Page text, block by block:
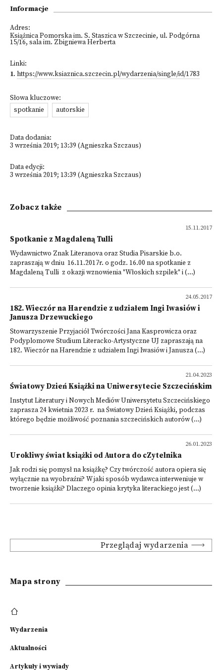
Informacje
Adres:
Książnica Pomorska im. S. Staszica w Szczecinie, ul. Podgórna
15/16, sala im. Zbigniewa Herberta
Linki:
1. https://www.ksiaznica.szczecin.pl/wydarzenia/single/id/1783
Słowa kluczowe:
spotkanie
autorskie
Data dodania:
3 września 2019; 13:39 (Agnieszka Szczaus)
Data edycji:
3 września 2019; 13:39 (Agnieszka Szczaus)
Zobacz także
15.11.2017
Spotkanie z Magdaleną Tulli
Wydawnictwo Znak Literanova oraz Studia Pisarskie b.o.
zapraszają w dniu 16.11.2017r. o godz. 16.00 na spotkanie z
Magdaleną Tulli z okazji wznowienia "Włoskich szpilek" i (...)
24.05.2017
182. Wieczór na Harendzie z udziałem Ingi Iwasiów i
Janusza Drzewuckiego
Stowarzyszenie Przyjaciół Twórczości Jana Kasprowicza oraz
Podyplomowe Studium Literacko-Artystyczne UJ zapraszają na
182. Wieczór na Harendzie z udziałem Ingi Iwasiów i Janusza (...)
21.04.2023
Światowy Dzień Książki na Uniwersytecie Szczecińskim
Instytut Literatury i Nowych Mediów Uniwersytetu Szczecińskiego
zaprasza 24 kwietnia 2023 r. na Światowy Dzień Książki, podczas
którego będzie możliwość poznania szczecińskich autorów (...)
26.01.2023
Urokliwy świat książki od Autora do cZytelnika
Jak rodzi się pomysł na książkę? Czy twórczość autora opiera się
wyłącznie na wyobraźni? W jaki sposób wydawca interweniuje w
tworzenie książki? Dlaczego opinia krytyka literackiego jest (...)
Przeglądaj wydarzenia
Mapa strony
Wydarzenia
Aktualności
Artykuły i wywiady